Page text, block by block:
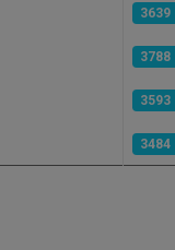
3639
3788
3593
3484